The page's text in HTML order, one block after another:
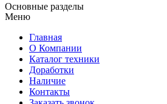
Основные разделы
Меню
Главная
О Компании
Каталог техники
Доработки
Наличие
Контакты